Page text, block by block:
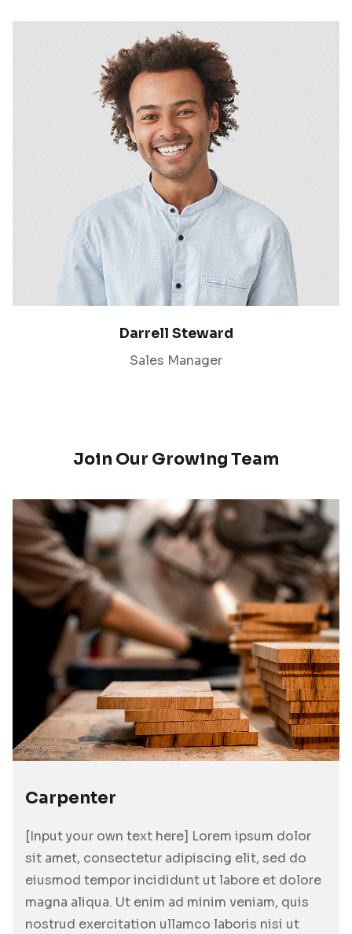
Darrell Steward
Sales Manager
Join Our Growing Team
Carpenter
[Input your own text here] Lorem ipsum dolor
sit amet, consectetur adipiscing elit, sed do
eiusmod tempor incididunt ut labore et dolore
magna aliqua. Ut enim ad minim veniam, quis
nostrud exercitation ullamco laboris nisi ut